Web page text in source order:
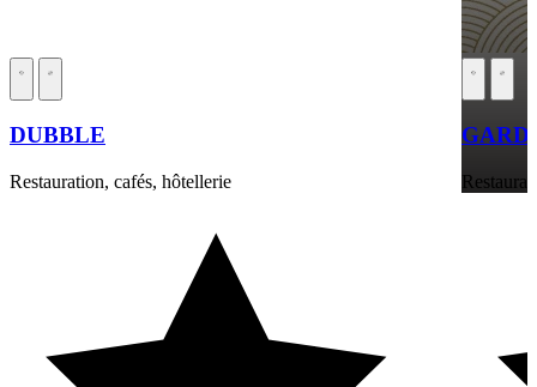
DUBBLE
Restauration, cafés, hôtellerie